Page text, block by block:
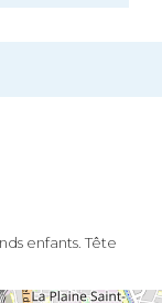
enfants. Tête